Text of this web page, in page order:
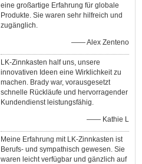
eine großartige Erfahrung für globale
Produkte. Sie waren sehr hilfreich und
zugänglich.
—— Alex Zenteno
LK-Zinnkasten half uns, unsere
innovativen Ideen eine Wirklichkeit zu
machen. Brady war, vorausgesetzt
schnelle Rückläufe und hervorragender
Kundendienst leistungsfähig.
—— Kathie L
Meine Erfahrung mit LK-Zinnkasten ist
Berufs- und sympathisch gewesen. Sie
waren leicht verfügbar und gänzlich auf